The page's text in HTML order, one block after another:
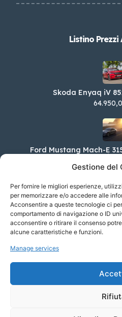
Gestione del
Per fornire le migliori esperienze,
per memorizzare e/o accedere alle
Acconsentire a queste tecnologie ci
comportamento di navigazione o ID
acconsentire o ritirare il consenso
alcune caratteristiche e funzioni.
Manage services
Listino Prezzi
Skoda Enyaq iV
Ford Mustang Mach-E
Premium
Skoda Enyaq
Bentley